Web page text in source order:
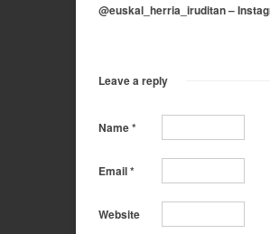
@euskal_herria_iruditan –
Leave a reply
Name*
Email*
Website